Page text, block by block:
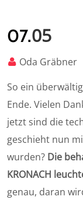
07.05
Oda Gräbner
So ein
Ende. Vielen
jetzt sind die
geschieht nun
wurden? Die
KRONACH
genau, daran